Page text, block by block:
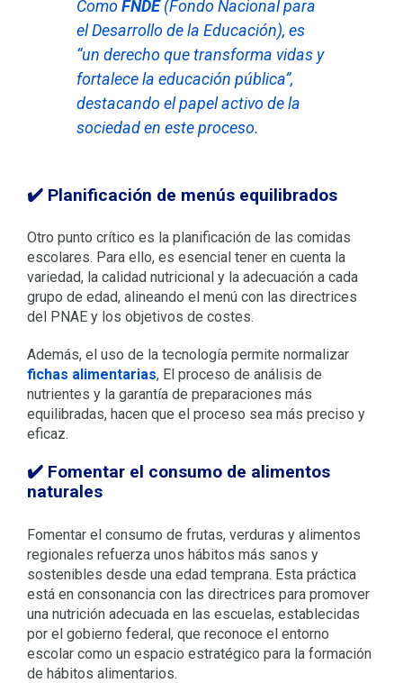
ComoFNDE(Fondo Nacional para
el Desarrollo de la Educación), es
“un derecho que transforma vidas y
fortalece la educación pública”,
destacando el papel activo de la
sociedad en este proceso.
✔️ Planificación de menús equilibrados
Otro punto crítico es la planificación de las comidas
escolares. Para ello, es esencial tener en cuenta la
variedad, la calidad nutricional y la adecuación a cada
grupo de edad, alineando el menú con las directrices
del PNAE y los objetivos de costes.
Además, el uso de la tecnología permite normalizar
fichas alimentarias, El proceso de análisis de
nutrientes y la garantía de preparaciones más
equilibradas, hacen que el proceso sea más preciso y
eficaz.
✔️ Fomentar el consumo de alimentos
naturales
Fomentar el consumo de frutas, verduras y alimentos
regionales refuerza unos hábitos más sanos y
sostenibles desde una edad temprana. Esta práctica
está en consonancia con las directrices para promover
una nutrición adecuada en las escuelas, establecidas
por el gobierno federal, que reconoce el entorno
escolar como un espacio estratégico para la formación
de hábitos alimentarios.